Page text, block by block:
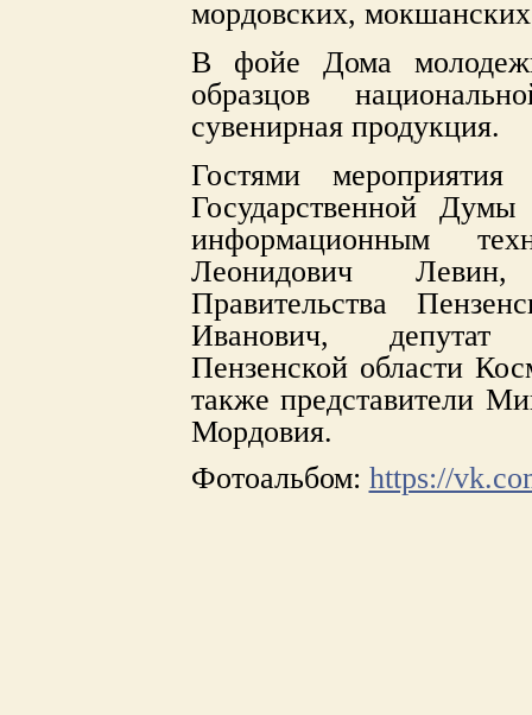
мордовских,
В фойе Дома
образцов
сувенирная продукция.
Гостями мероприятия
Государственной
информационным
Леонидович Левин,
Правительства
Иванович, депутат
Пензенской области
также представители
Мордовия.
Фотоальбом: https://